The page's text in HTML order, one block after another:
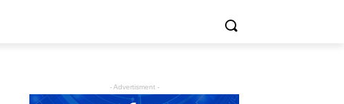
- Advertisment -